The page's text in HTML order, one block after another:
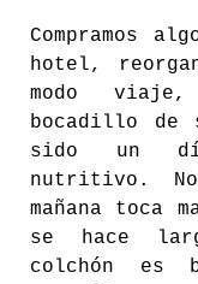
Compramos
hotel,
modo
bocadillo de
sido un
nutritivo.
mañana toca
se hace
colchón es